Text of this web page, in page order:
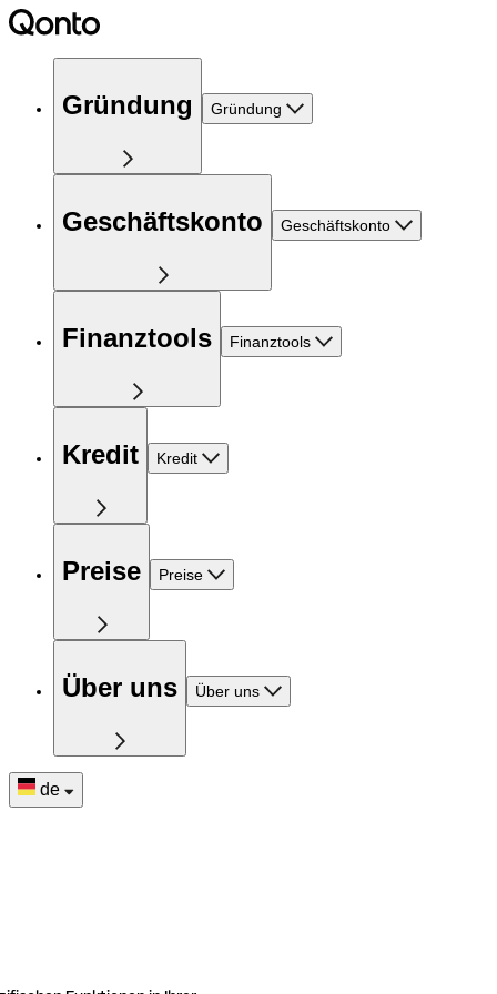
Gründung Gründung
Geschäftskonto Geschäftskonto
Finanztools Finanztools
Kredit Kredit
Preise Preise
Über uns Über uns
de